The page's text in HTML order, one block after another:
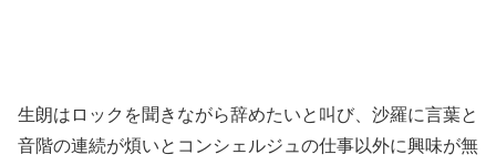
生朗はロックを聞きながら辞めたいと叫び、沙羅に言葉と
音階の連続が煩いとコンシェルジュの仕事以外に興味が無